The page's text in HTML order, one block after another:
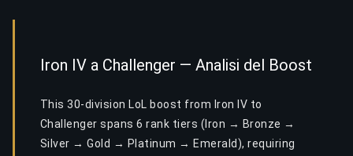
Iron IV a Challenger — Analisi del Boost
This 30-division LoL boost from Iron IV to
Challenger spans 6 rank tiers (Iron → Bronze →
Silver → Gold → Platinum → Emerald), requiring